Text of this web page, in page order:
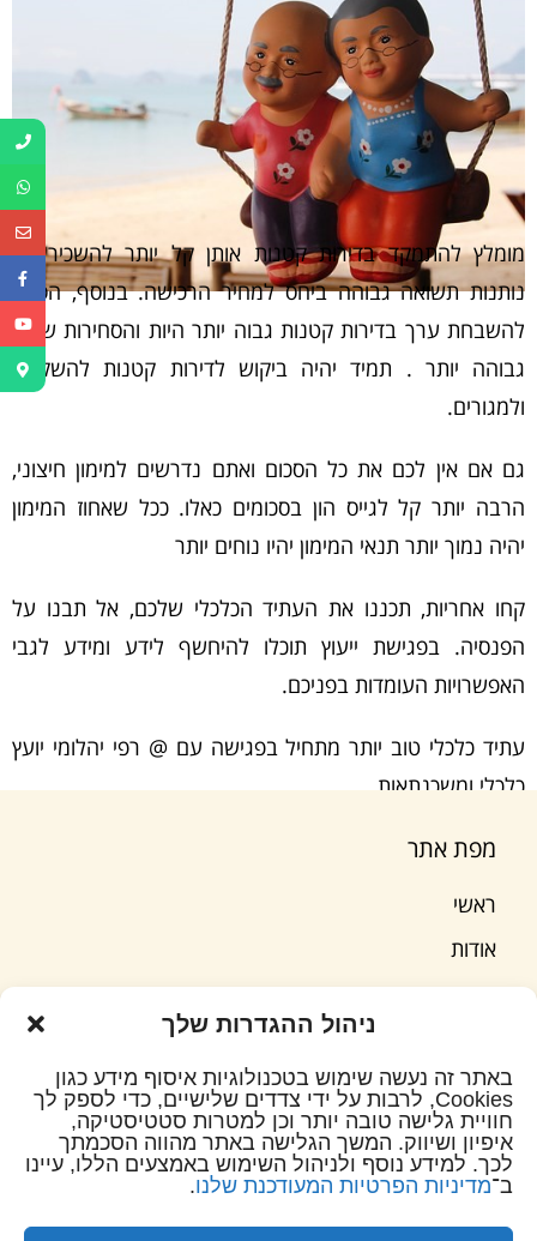
ניהול ההגדרות שלך
באתר זה נעשה שימוש בטכנולוגיות איסוף מידע כגון
Cookies, לרבות על ידי צדדים שלישיים, כדי לספק לך
חוויית גלישה טובה יותר וכן למטרות סטטיסטיקה,
איפיון ושיווק. המשך הגלישה באתר מהווה הסכמתך
לכך. למידע נוסף ולניהול השימוש באמצעים הללו, עיינו
ב־מדיניות הפרטיות המעודכנת שלנו.
מומלץ להתמקד בדירות קטנות אותן קל יותר להשכיר והן
נותנות תשואה גבוהה ביחס למחיר הרכישה. בנוסף, הסיכוי
להשבחת ערך בדירות קטנות גבוה יותר היות והסחירות שלהן
גבוהה יותר . תמיד יהיה ביקוש לדירות קטנות להשקעה
ולמגורים.
גם אם אין לכם את כל הסכום ואתם נדרשים למימון חיצוני,
הרבה יותר קל לגייס הון בסכומים כאלו. ככל שאחוז המימון
יהיה נמוך יותר תנאי המימון יהיו נוחים יותר
קחו אחריות, תכננו את העתיד הכלכלי שלכם, אל תבנו על
הפנסיה. בפגישת ייעוץ תוכלו להיחשף לידע ומידע לגבי
האפשרויות העומדות בפניכם.
עתיד כלכלי טוב יותר מתחיל בפגישה עם @ רפי יהלומי יועץ
כלכלי ומשכנתאות.
מפת אתר
ראשי
אודות
שירותי החברה
מאמרים וטיפים
המלצות
צור קשר
© כל הזכויות שמורות לרפי יהלומי – יועץ משכנתאות וייעוץ כלכלי